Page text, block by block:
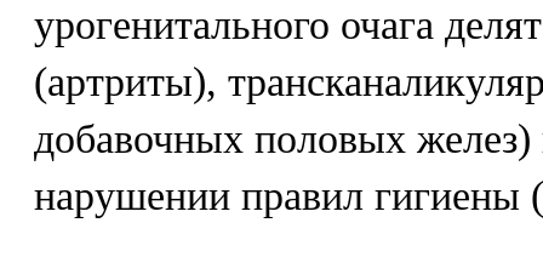
урогенитального очага
(артриты),
добавочных половых
нарушении правил гигиены